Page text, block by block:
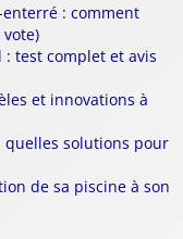
: comment
test complet et avis
et innovations à
quelles solutions pour
de sa piscine à son